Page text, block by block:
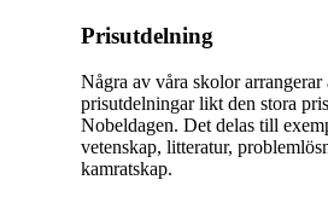
Prisutdelning
Några av våra skolor arrangerar
prisutdelningar likt den stora
Nobeldagen. Det delas till
vetenskap, litteratur,
kamratskap.